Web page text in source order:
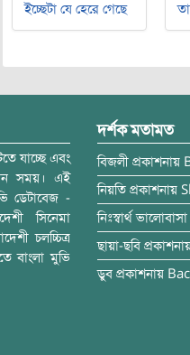
ইচ্ছেটা যে হেরে গেছে
যাচ্ছে এবং
সময়। এই
ডেটাবেজ -
সিনেমা
চলচ্চিত্র
বাংলা মুভি
দর্শক মতামত
বিজলী প্রকাশনায়
নিয়তি প্রকাশনায়
নিঃস্বার্থ ভালোবাসা
ছায়া-ছবি
ডুব প্রকাশনায়